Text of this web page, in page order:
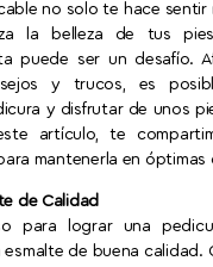
no solo te hace sentir
la belleza de tus
puede ser un desafío.
y trucos, es
y disfrutar de unos
artículo, te
mantenerla en óptimas
de Calidad
para lograr una
esmalte de buena calidad.